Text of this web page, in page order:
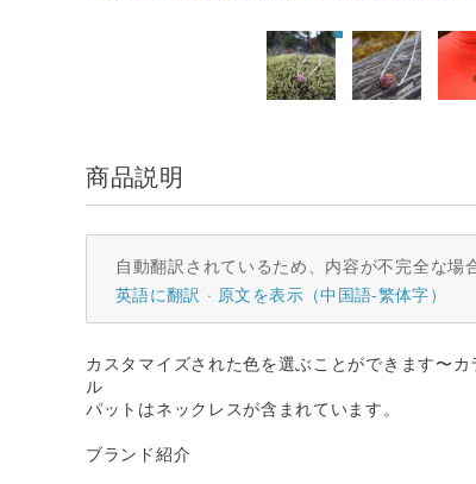
商品説明
自動翻訳されているため、内容が不完全な場
英語に翻訳
原文を表示（中国語-繁体字）
カスタマイズされた色を選ぶことができます〜
ル
パットはネックレスが含まれています。
ブランド紹介